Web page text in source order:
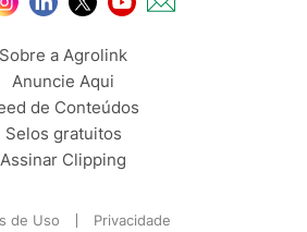
Sobre a Agrolink
Anuncie Aqui
de Conteúdos
Selos gratuitos
Assinar Clipping
de Uso Privacidade